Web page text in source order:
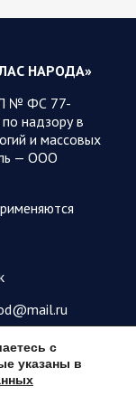
создание
2026 года
состоялась
и
НАРОДА»
№ ФС 77-
надзору в
и массовых
— ООО
с
указаны в